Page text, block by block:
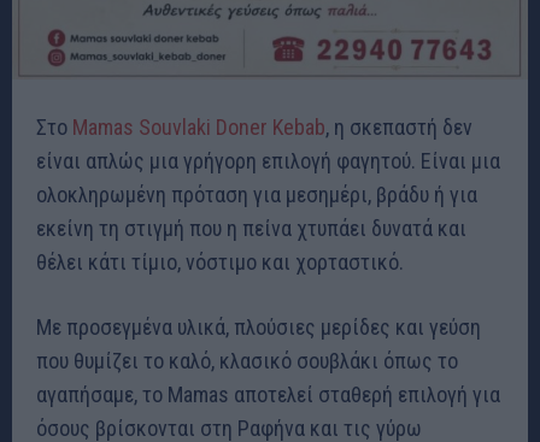
Στο Mamas Souvlaki Doner Kebab, η σκεπαστή δεν
είναι απλώς μια γρήγορη επιλογή φαγητού. Είναι μια
ολοκληρωμένη πρόταση για μεσημέρι, βράδυ ή για
εκείνη τη στιγμή που η πείνα χτυπάει δυνατά και
θέλει κάτι τίμιο, νόστιμο και χορταστικό.
Με προσεγμένα υλικά, πλούσιες μερίδες και γεύση
που θυμίζει το καλό, κλασικό σουβλάκι όπως το
αγαπήσαμε, το Mamas αποτελεί σταθερή επιλογή για
όσους βρίσκονται στη Ραφήνα και τις γύρω